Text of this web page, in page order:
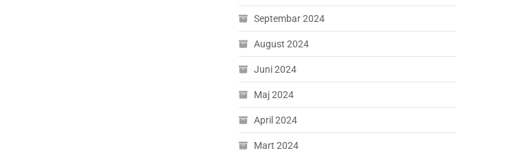
Septembar 2024
August 2024
Juni 2024
Maj 2024
April 2024
Mart 2024